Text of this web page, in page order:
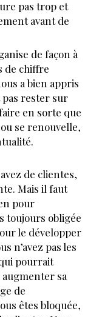
pas trop et
avant de
de façon à
de chiffre
a bien appris
pas rester sur
en sorte que
se renouvelle,
de clientes,
Mais il faut
pour
toujours obligée
le développer
n’avez pas les
pourrait
sa
de
êtes bloquée,